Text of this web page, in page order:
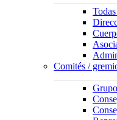
Comités /